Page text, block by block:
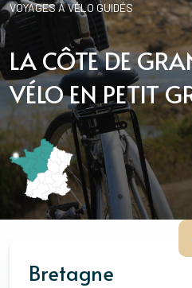
VOYAGES À VÉLO GUIDÉS
LA CÔTE DE
VÉLO EN PETIT
Bretagne